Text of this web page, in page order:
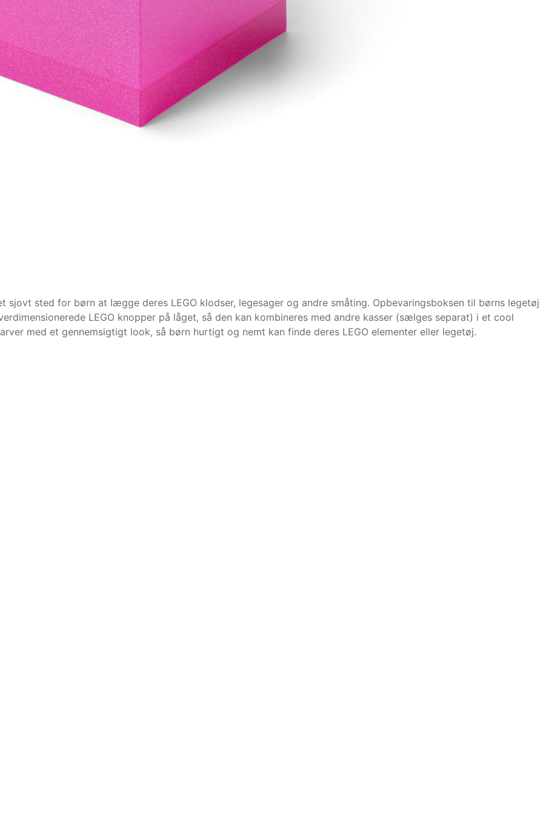
sjovt sted for børn at lægge deres LEGO klodser, legesager og andre småting. Opbevaringsboksen til børns legetøj
LEGO knopper på låget, så den kan kombineres med andre kasser (sælges separat) i et cool
med et gennemsigtigt look, så børn hurtigt og nemt kan finde deres LEGO elementer eller legetøj.